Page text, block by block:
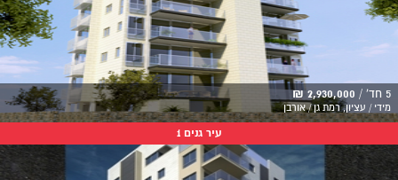
5 חד' / 2,930,000 ₪
מידי / עציון, רמת גן / אורבן
עיר גנים 1